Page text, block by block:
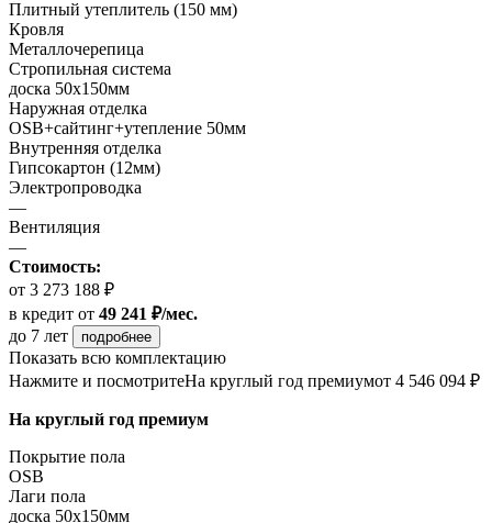
Плитный утеплитель (150 мм)
Кровля
Металлочерепица
Стропильная система
доска 50х150мм
Наружная отделка
OSB+сайтинг+утепление 50мм
Внутренняя отделка
Гипсокартон (12мм)
Электропроводка
—
Вентиляция
—
Стоимость:
от 3 273 188 ₽
в кредит от 49 241 ₽/мес.
до 7 лет
подробнее
Показать всю комплектацию
Нажмите и посмотритеНа круглый год премиумот 4 546 094 ₽
На круглый год премиум
Покрытие пола
ОSB
Лаги пола
доска 50х150мм